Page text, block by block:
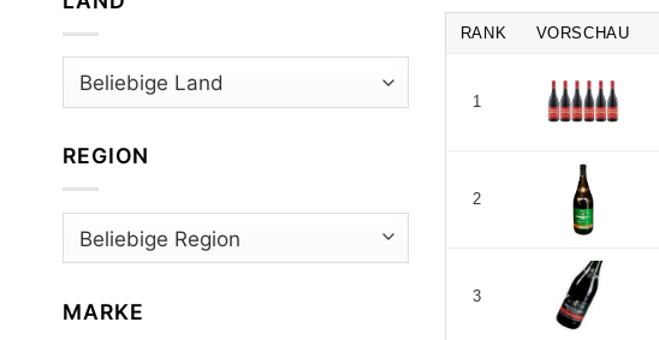
REGION
MARKE
RANK VORSCHAU
1
2
3